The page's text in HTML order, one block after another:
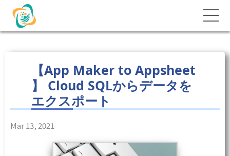
【App Maker to Appsheet
】 Cloud SQLからデータを
エクスポート
Mar 13, 2021